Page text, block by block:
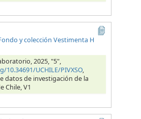
y colección Vestimenta H
2025, "5",
UCHILE/PIVXSO,
datos de investigación de la
Chile, V1